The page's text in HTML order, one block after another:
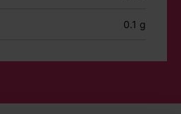
0.1 g